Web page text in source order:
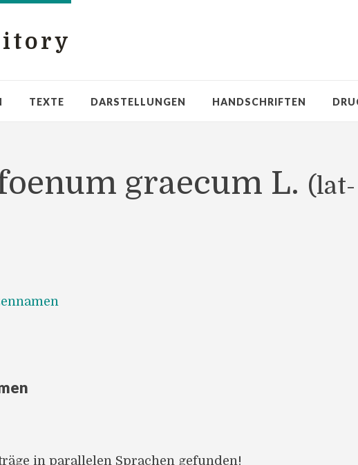
TEXTE DARSTELLUNGEN HANDSCHRIFTEN
graecum L. (lat-
in parallelen Sprachen gefunden!